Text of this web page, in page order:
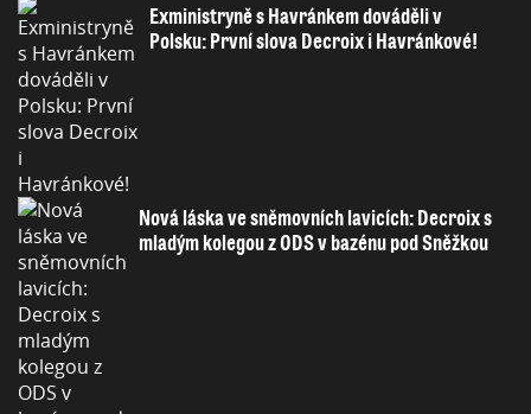
Exministryně s Havránkem dováděli v
Polsku: První slova Decroix i Havránkové!
Nová láska ve sněmovních lavicích: Decroix s
mladým kolegou z ODS v bazénu pod Sněžkou